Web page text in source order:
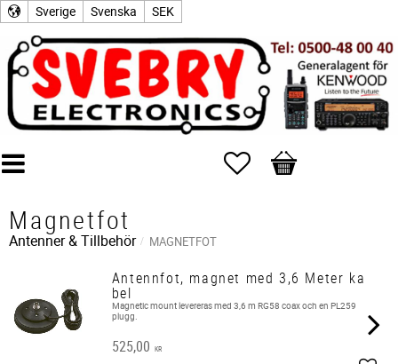
Sverige Svenska SEK
Favoriter
Kundvagn
Magnetfot
Antenner & Tillbehör MAGNETFOT
Antennfot, magnet med 3,6 Meter ka
bel
​Magnetic mount levereras med 3,6 m RG58 coax och en PL259
plugg.
525,00 KR